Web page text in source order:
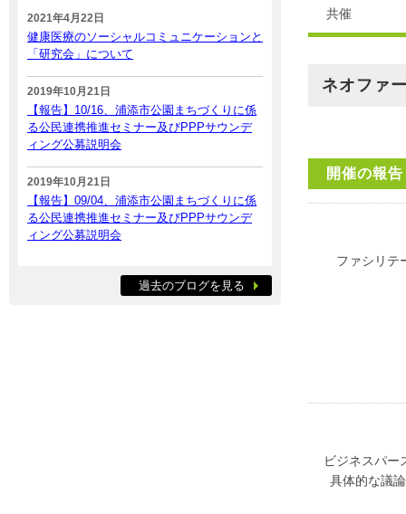
共催
ネオファ
開催の報告
ファシリテ
ビジネスパー
具体的な議
2021年4月22日
健康医療のソーシャルコミュニケーションと
「研究会」について
2019年10月21日
【報告】10/16、浦添市公園まちづくりに係
る公民連携推進セミナー及びPPPサウンデ
ィング公募説明会
2019年10月21日
【報告】09/04、浦添市公園まちづくりに係
る公民連携推進セミナー及びPPPサウンデ
ィング公募説明会
過去のブログを見る